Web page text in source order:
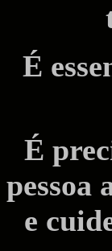
É
É
pessoa
e